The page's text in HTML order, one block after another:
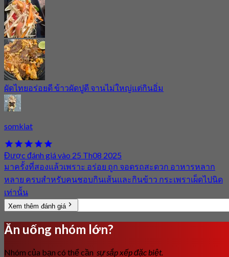
ผัดไทยอร่อยดี ข้าวผัดปูดี จานไม่ใหญ่แต่กินอิ่ม
somkiat
Được đánh giá vào 25 Th08 2025
มาครั้งที่สองแล้วเพราะ อร่อย ถูก จอดรถสะดวก อาหารหลาก
หลาย ครบสำหรับคนชอบกินเส้นและกินข้าว กระเพราเผ็ดไปนิด
เท่านั้น
Xem thêm đánh giá
Ăn uống nhóm lớn?
Nhóm của bạn có thể cần sự sắp xếp đặc biệt.